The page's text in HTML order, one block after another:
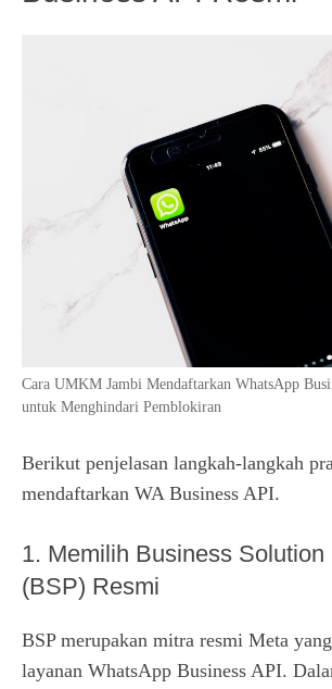
Cara UMKM Jambi Mendaftarkan WhatsApp
untuk Menghindari Pemblokiran
Berikut penjelasan langkah-langkah
mendaftarkan WA Business API.
1. Memilih Business Solution
(BSP) Resmi
BSP merupakan mitra resmi Meta
layanan WhatsApp Business API.